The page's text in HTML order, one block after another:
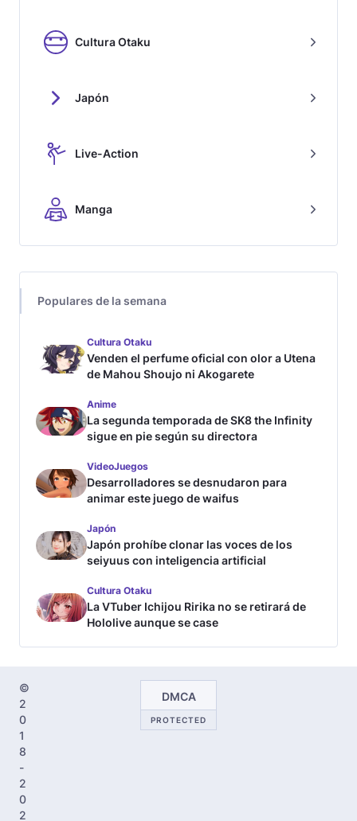
Cultura Otaku
Japón
Live-Action
Manga
Populares de la semana
Cultura Otaku
Venden el perfume oficial con olor a Utena
de Mahou Shoujo ni Akogarete
Anime
La segunda temporada de SK8 the Infinity
sigue en pie según su directora
VideoJuegos
Desarrolladores se desnudaron para
animar este juego de waifus
Japón
Japón prohíbe clonar las voces de los
seiyuus con inteligencia artificial
Cultura Otaku
La VTuber Ichijou Ririka no se retirará de
Hololive aunque se case
©
2
0
1
8
-
2
0
2
DMCA
PROTECTED